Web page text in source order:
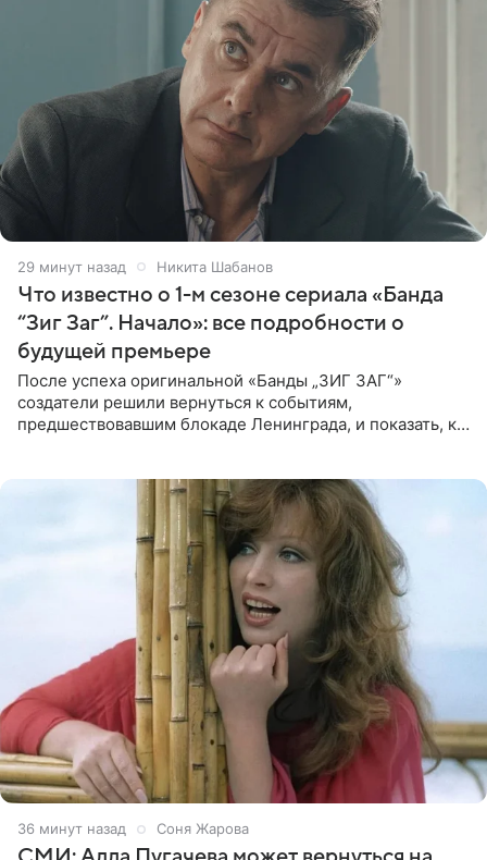
29 минут назад Никита Шабанов
Что известно о 1-м сезоне сериала «Банда
“Зиг Заг”. Начало»: все подробности о
будущей премьере
После успеха оригинальной «Банды „ЗИГ ЗАГ“»
создатели решили вернуться к событиям,
предшествовавшим блокаде Ленинграда, и показать, как
36 минут назад Соня Жарова